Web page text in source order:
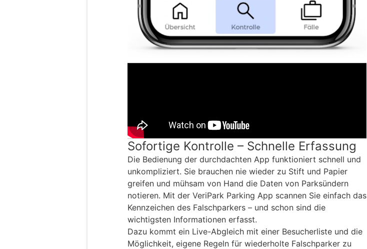
Sofortige Kontrolle – Schnelle Erfassung
Die Bedienung der durchdachten App funktioniert schnell und
unkompliziert. Sie brauchen nie wieder zu Stift und Papier
greifen und mühsam von Hand die Daten von Parksündern
notieren. Mit der VeriPark Parking App scannen Sie einfach das
Kennzeichen des Falschparkers – und schon sind die
wichtigsten Informationen erfasst.
Dazu kommt ein Live-Abgleich mit einer Besucherliste und die
Möglichkeit, eigene Regeln für wiederholte Falschparker zu